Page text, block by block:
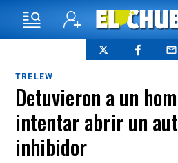
TRELEW
Detuvieron a un
intentar abrir un
inhibidor